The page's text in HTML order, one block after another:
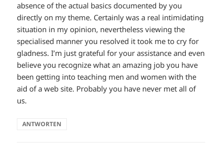
absence of the actual basics documented by you
directly on my theme. Certainly was a real intimidating
situation in my opinion, nevertheless viewing the
specialised manner you resolved it took me to cry for
gladness. I’m just grateful for your assistance and even
believe you recognize what an amazing job you have
been getting into teaching men and women with the
aid of a web site. Probably you have never met all of
us.
ANTWORTEN